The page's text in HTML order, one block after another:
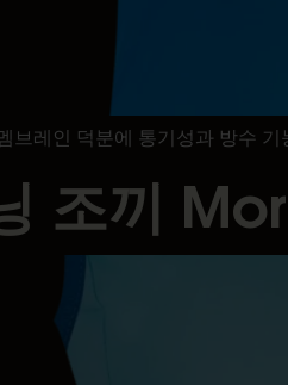
레인 덕분에 통기성과 방수
조끼